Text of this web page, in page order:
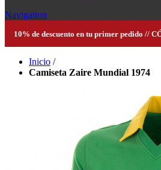
Navigation
10% de descuento en tu primer pedido //
Inicio /
Camiseta Zaire Mundial 1974